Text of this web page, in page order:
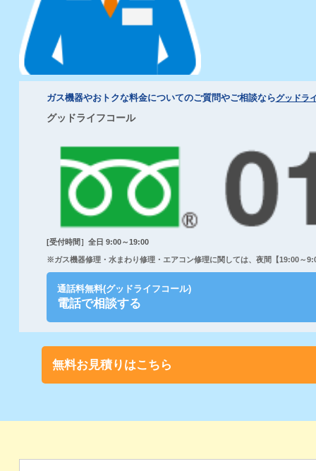
ガス機器やおトクな料金についてのご質問やご相談ならグッドラ
グッドライフコール
[受付時間］全日 9:00～19:00
※ガス機器修理・水まわり修理・エアコン修理に関しては、夜間【19:00～
通話料無料(グッドライフコール)
電話で相談する
無料お見積りはこちら